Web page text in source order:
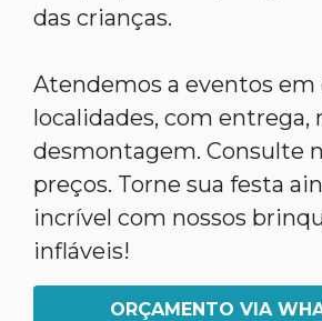
das crianças.
Atendemos a eventos em
localidades, com entrega,
desmontagem. Consulte
preços. Torne sua festa
incrível com nossos
infláveis!
ORÇAMENTO VIA